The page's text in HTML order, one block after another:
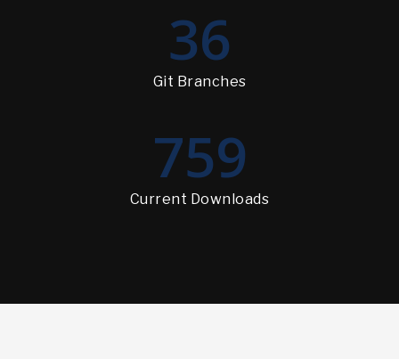
36
Git Branches
759
Current Downloads